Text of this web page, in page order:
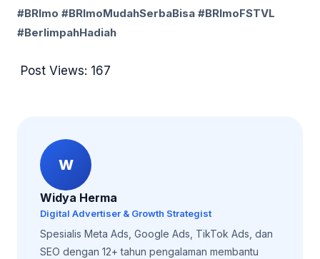
#BRImo #BRImoMudahSerbaBisa #BRImoFSTVL
#BerlimpahHadiah
Post Views: 167
W
Widya Herma
Digital Advertiser & Growth Strategist
Spesialis Meta Ads, Google Ads, TikTok Ads, dan
SEO dengan 12+ tahun pengalaman membantu